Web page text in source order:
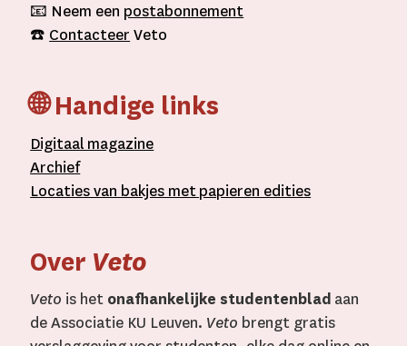
📧 Neem een postabonnement
☎️ Contacteer Veto
🌐 Handige links
Digitaal magazine
Archief
Locaties van bakjes metpapieren edities
Over Veto
Veto is het onafhankelijke studentenblad aan
de Associatie KU Leuven. Veto brengt gratis